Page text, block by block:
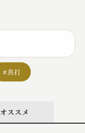
#真打
オススメ